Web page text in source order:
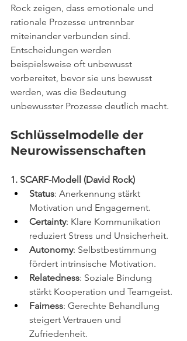
Rock zeigen, dass emotionale und
rationale Prozesse untrennbar
miteinander verbunden sind.
Entscheidungen werden
beispielsweise oft unbewusst
vorbereitet, bevor sie uns bewusst
werden, was die Bedeutung
unbewusster Prozesse deutlich macht.
Schlüsselmodelle der
Neurowissenschaften
1. SCARF-Modell (David Rock)
Status: Anerkennung stärkt
Motivation und Engagement.
Certainty: Klare Kommunikation
reduziert Stress und Unsicherheit.
Autonomy: Selbstbestimmung
fördert intrinsische Motivation.
Relatedness: Soziale Bindung
stärkt Kooperation und Teamgeist.
Fairness: Gerechte Behandlung
steigert Vertrauen und
Zufriedenheit.